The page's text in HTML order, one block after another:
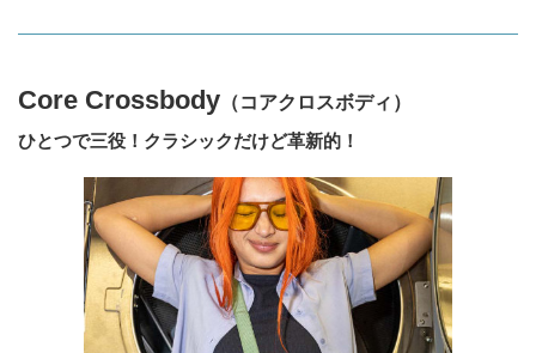
Core Crossbody （コアクロスボディ）
ひとつで三役！クラシックだけど革新的！